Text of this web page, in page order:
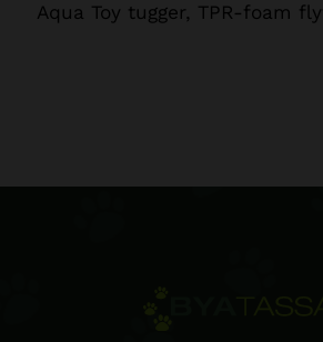
Aqua Toy tugger, TPR-foam